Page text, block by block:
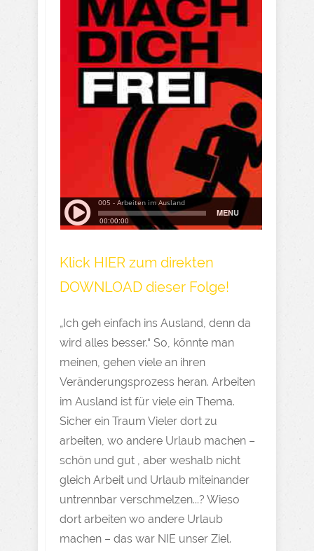
Klick HIER zum direkten
DOWNLOAD dieser Folge!
„Ich geh einfach ins Ausland, denn da
wird alles besser.“ So, könnte man
meinen, gehen viele an ihren
Veränderungsprozess heran. Arbeiten
im Ausland ist für viele ein Thema.
Sicher ein Traum Vieler dort zu
arbeiten, wo andere Urlaub machen –
schön und gut , aber weshalb nicht
gleich Arbeit und Urlaub miteinander
untrennbar verschmelzen...? Wieso
dort arbeiten wo andere Urlaub
machen – das war NIE unser Ziel.